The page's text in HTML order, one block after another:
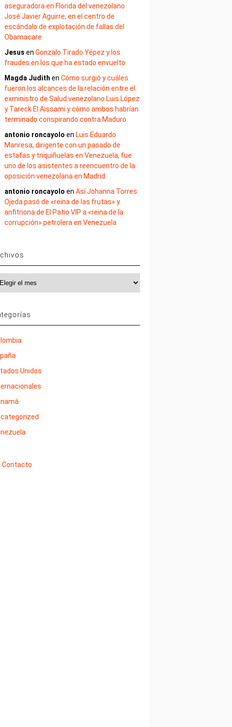
aseguradora en Florida del venezolano
José Javier Aguirre, en el centro de
escándalo de explotación de fallas del
Obamacare
Jesus enGonzalo Tirado Yépez y los
fraudes en los que ha estado envuelto
Magda Judith enCómo surgió y cuáles
fueron los alcances de la relación entre el
exministro de Salud venezolano Luis López
y Tareck El Aissami y cómo ambos habrían
terminado conspirando contra Maduro
antonio roncayolo en Luis Eduardo
Manresa, dirigente con un pasado de
estafas y triquiñuelas en Venezuela, fue
uno de los asistentes a reencuentro de la
oposición venezolana en Madrid
antonio roncayolo enAsí Johanna Torres
Ojeda pasó de «reina de las frutas» y
anfitriona de El Patio VIP a «reina de la
corrupción» petrolera en Venezuela
Unidos
Contacto